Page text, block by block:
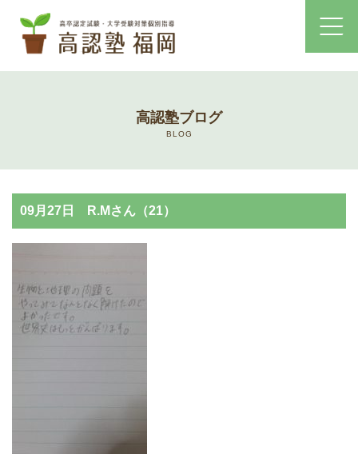
高認塾のご案内
高卒認定試験とは
高認塾ブログ
BLOG
09月27日 R.Mさん（21）